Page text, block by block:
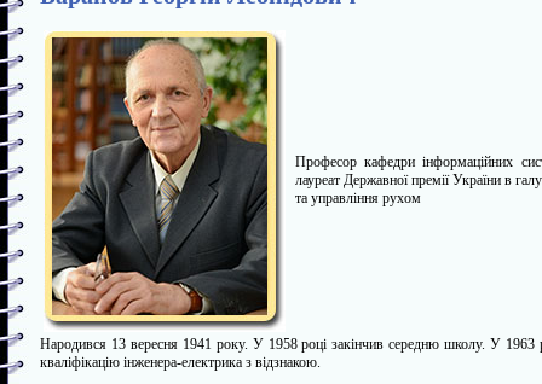
Професор кафедри інформаційних
лауреат Державної премії України в
та управління рухом
Народився 13 вересня 1941 року. У 1958 році закінчив середню школу. У 1963
кваліфікацію інженера-електрика з відзнакою.